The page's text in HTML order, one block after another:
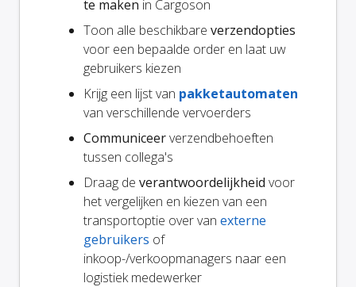
te maken in Cargoson
Toon alle beschikbare verzendopties
voor een bepaalde order en laat uw
gebruikers kiezen
Krijg een lijst van pakketautomaten
van verschillende vervoerders
Communiceerverzendbehoeften
tussen collega's
Draag de verantwoordelijkheid voor
het vergelijken en kiezen van een
transportoptie over van externe
gebruikers of
inkoop-/verkoopmanagers naar een
logistiek medewerker